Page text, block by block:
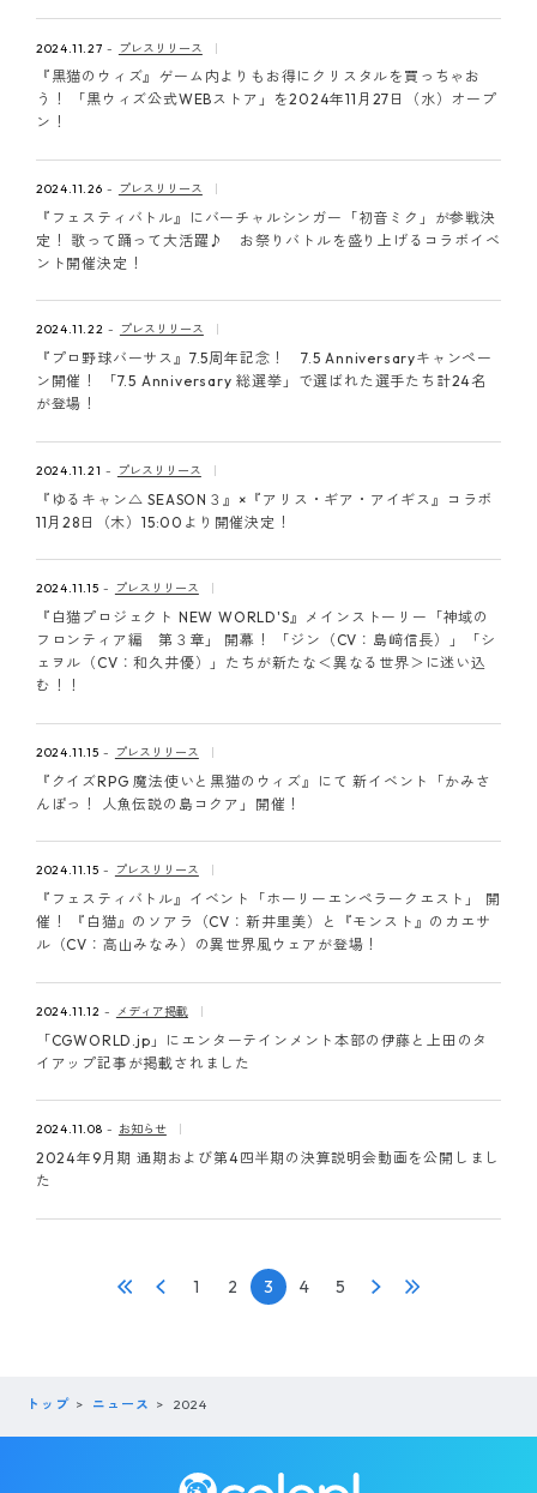
2024.11.27 プレスリリース
『黒猫のウィズ』ゲーム内よりもお得にクリスタルを買っちゃお
う！ 「黒ウィズ公式WEBストア」を2024年11月27日（水）オープ
ン！
2024.11.26 プレスリリース
『フェスティバトル』にバーチャルシンガー「初音ミク」が参戦決
定！ 歌って踊って大活躍♪ お祭りバトルを盛り上げるコラボイベ
ント開催決定！
2024.11.22 プレスリリース
『プロ野球バーサス』7.5周年記念！ 7.5 Anniversaryキャンペー
ン開催！ 「7.5 Anniversary 総選挙」で選ばれた選手たち計24名
が登場！
2024.11.21 プレスリリース
『ゆるキャン△ SEASON３』×『アリス・ギア・アイギス』コラボ
11月28日（木）15:00より開催決定！
2024.11.15 プレスリリース
『白猫プロジェクト NEW WORLD'S』メインストーリー「神域の
フロンティア編 第３章」 開幕！ 「ジン（CV：島﨑信長）」「シ
ェヲル（CV：和久井優）」たちが新たな＜異なる世界＞に迷い込
む！！
2024.11.15 プレスリリース
『クイズRPG 魔法使いと黒猫のウィズ』にて 新イベント「かみさ
んぽっ！ 人魚伝説の島コクア」開催！
2024.11.15 プレスリリース
『フェスティバトル』イベント「ホーリーエンペラークエスト」 開
催！ 『白猫』のソアラ（CV：新井里美）と『モンスト』のカエサ
ル（CV：高山みなみ）の異世界風ウェアが登場！
2024.11.12 メディア掲載
「CGWORLD.jp」にエンターテインメント本部の伊藤と上田のタ
イアップ記事が掲載されました
2024.11.08 お知らせ
2024年9月期 通期および第4四半期の決算説明会動画を公開しまし
た
1 2 3 4 5
トップ ニュース 2024